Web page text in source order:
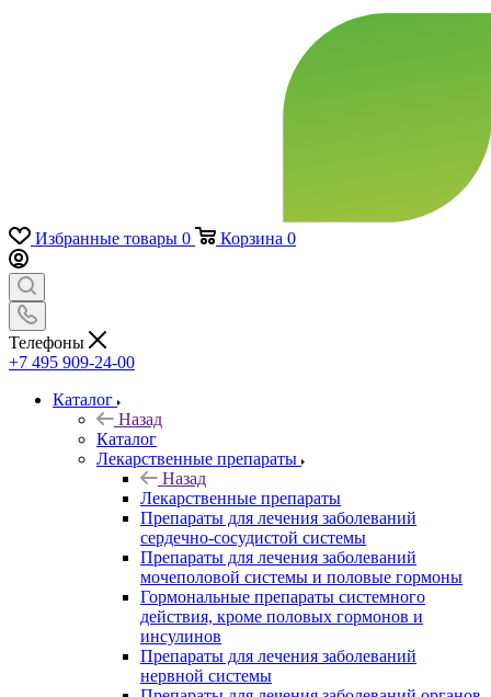
Избранные товары 0 Корзина 0
Телефоны
+7 495 909-24-00
Каталог
Назад
Каталог
Лекарственные препараты
Назад
Лекарственные препараты
Препараты для лечения заболеваний
сердечно-сосудистой системы
Препараты для лечения заболеваний
мочеполовой системы и половые гормоны
Гормональные препараты системного
действия, кроме половых гормонов и
инсулинов
Препараты для лечения заболеваний
нервной системы